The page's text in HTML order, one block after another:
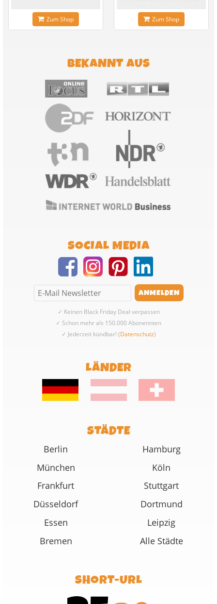
Zum Shop Zum Shop
BEKANNT AUS
SOCIAL MEDIA
✓ Keinen Black Friday Deal verpassen
✓ Schon mehr als 150.000 Abonennten
✓ Jederzeit kündbar! (Datenschutz)
LÄNDER
STÄDTE
Berlin
Hamburg
München
Köln
Frankfurt
Stuttgart
Düsseldorf
Dortmund
Essen
Leipzig
Bremen
Alle Städte
SHORT-URL